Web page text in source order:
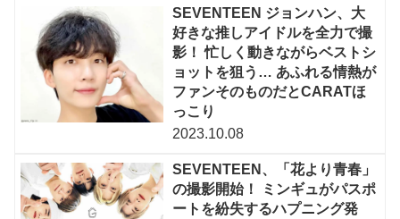
SEVENTEEN ジョンハン、大
好きな推しアイドルを全力で撮
影！ 忙しく動きながらベストシ
ョットを狙う… あふれる情熱が
ファンそのものだとCARATほ
っこり
2023.10.08
SEVENTEEN、「花より青春」
の撮影開始！ ミンギュがパスポ
ートを紛失するハプニング発